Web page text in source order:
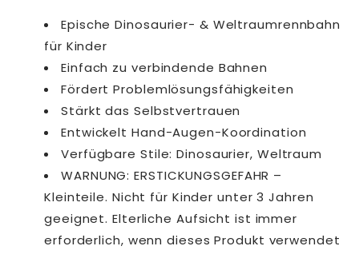
Epische Dinosaurier- & Weltraumrennbahn
für Kinder
Einfach zu verbindende Bahnen
Fördert Problemlösungsfähigkeiten
Stärkt das Selbstvertrauen
Entwickelt Hand-Augen-Koordination
Verfügbare Stile: Dinosaurier, Weltraum
WARNUNG: ERSTICKUNGSGEFAHR –
Kleinteile. Nicht für Kinder unter 3 Jahren
geeignet. Elterliche Aufsicht ist immer
erforderlich, wenn dieses Produkt verwendet